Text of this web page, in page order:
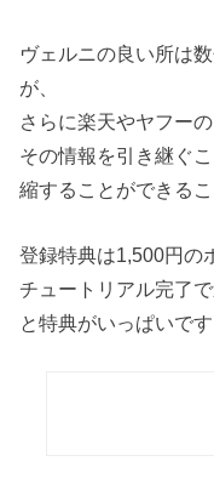
ヴェルニの良い所は
が、
さらに楽天やヤフー
その情報を引き継ぐ
縮することができるこ
登録特典は1,500円の
チュートリアル完了
と特典がいっぱいです